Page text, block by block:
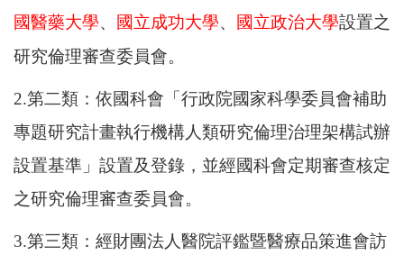
國醫藥大學、 國立成功大學、 國立政治大學設置之
研究倫理審查委員會。
2.第二類：依國科會 「行政院國家科學委員會補助
專題研究計畫執行機構人類研究倫理治理架構試辦
設置基準」設置及登錄，並經國科會定期審查核定
之研究倫理審查委員會。
3.第三類：經財團法人醫院評鑑暨醫療品策進會訪